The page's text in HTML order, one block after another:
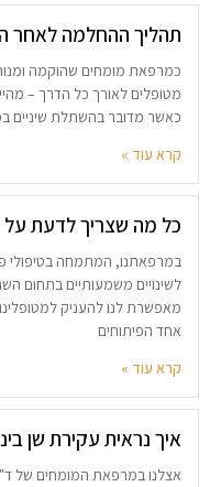
תהליך ההחלמה לאחר
כמרפאת מומחים שהוקמה
מטופלים לאורך כל הדרך –
כאשר מדובר בהשתלת שיניים
קרא עוד »
כל מה שצריך לדעת על
במרפאתנו, המתמחה בטיפולי
לשינויים משמעותיים בתחום
מאפשרת לנו להעניק
אחד הפיתוחים
קרא עוד »
איך נראית עקירת שן
אצלנו במרפאת המומחים של ד"ר